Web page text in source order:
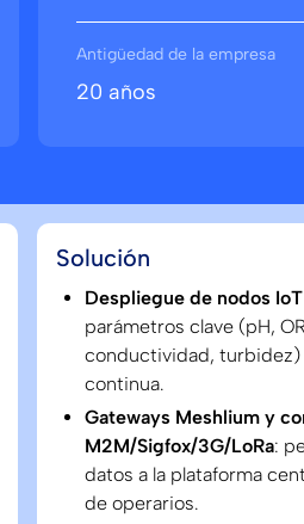
Antigüedad de la empresa
20 años
Solución
Despliegue de nodos
parámetros clave (pH,
conductividad, turbidez)
continua.
Gateways Meshlium y
M2M/Sigfox/3G/LoRa:
datos a la plataforma
de operarios.